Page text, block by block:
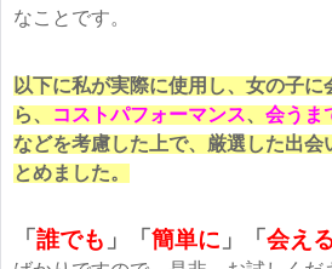
なことです。
以下に私が実際に使用し、女の子
ら、
コストパフォーマンス、 会うま
などを考慮した上で、厳選した出会
とめました。
「 誰でも 」「 簡単に 」 「 会え